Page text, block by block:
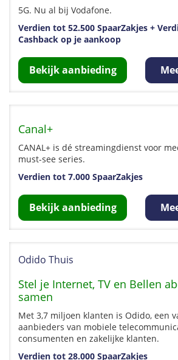
5G. Nu al bij Vodafone.
Verdien tot 52.500 SpaarZakjes +
Cashback op je aankoop
Bekijk aanbieding
Canal+
CANAL+ is dé streamingdienst voor
must-see series.
Verdien tot 7.000 SpaarZakjes
Bekijk aanbieding
Odido Thuis
Stel je Internet, TV en Bellen
samen
Met 3,7 miljoen klanten is Odido, een
aanbieders van mobiele
consumenten en zakelijke klanten.
Verdien tot 28.000 SpaarZakjes